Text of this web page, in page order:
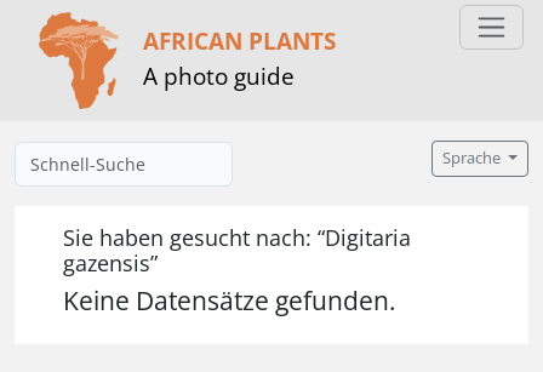
AFRICAN PLANTS
A photo guide
Sprache
Sie haben gesucht nach: “Digitaria
gazensis”
Keine Datensätze gefunden.